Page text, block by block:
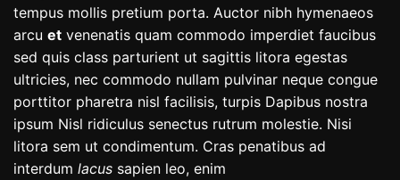
tempus mollis pretium porta. Auctor nibh hymenaeos
arcu et venenatis quam commodo imperdiet faucibus
sed quis class parturient ut sagittis litora egestas
ultricies, nec commodo nullam pulvinar neque congue
porttitor pharetra nisl facilisis, turpis Dapibus nostra
ipsum Nisl ridiculus senectus rutrum molestie. Nisi
litora sem ut condimentum. Cras penatibus ad
interdum lacus sapien leo, enim